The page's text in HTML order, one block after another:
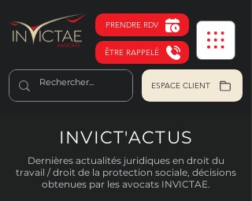
PRENDRE RDV
ÊTRE RAPPELÉ
ESPACE CLIENT
INVICT'ACTUS
Dernières actualités juridiques en droit du
travail / droit de la protection sociale, décisions
obtenues par les avocats INVICTAE.